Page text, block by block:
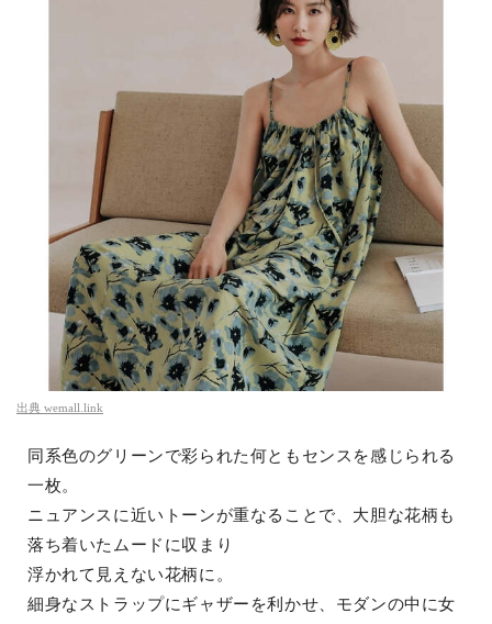
出典 wemall.link
同系色のグリーンで彩られた何ともセンスを感じられる
一枚。
ニュアンスに近いトーンが重なることで、大胆な花柄も
落ち着いたムードに収まり
浮かれて見えない花柄に。
細身なストラップにギャザーを利かせ、モダンの中に女